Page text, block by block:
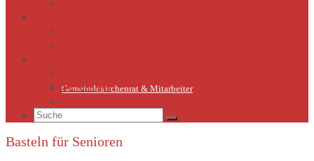
Gemeindekirchenrat & Mitarbeiter
Sternsinger
Suche
Basteln für Senioren